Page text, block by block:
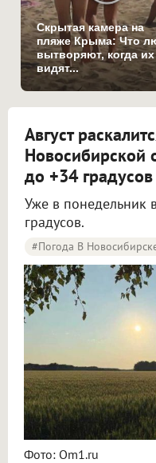
Скрытая камера на
пляже Крыма: Что
вытворяют, когда их
видят...
Август
Новосибирской
до +34 градусов
Уже в понедельник
градусов.
#Погода В
Фото: Om1.ru